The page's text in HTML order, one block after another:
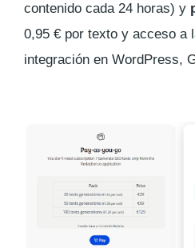
contenido cada 24 horas) y
0,95 € por texto y acceso a
integración en WordPress,